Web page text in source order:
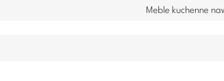
Meble kuchenne